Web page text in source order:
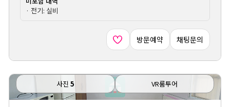
· 전기: 실비
방문예약 채팅문의
사진 5 VR룸투어